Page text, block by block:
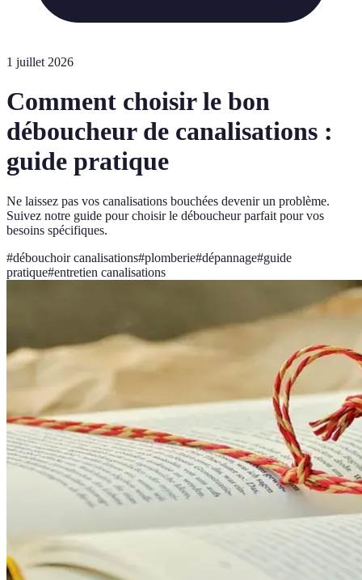
1 juillet 2026
Comment choisir le bon
déboucheur de canalisations :
guide pratique
Ne laissez pas vos canalisations bouchées devenir un problème.
Suivez notre guide pour choisir le déboucheur parfait pour vos
besoins spécifiques.
#débouchoir canalisations#plomberie#dépannage#guide
pratique#entretien canalisations